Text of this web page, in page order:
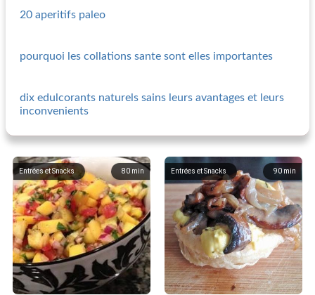
20 aperitifs paleo
pourquoi les collations sante sont elles importantes
dix edulcorants naturels sains leurs avantages et leurs
inconvenients
80 min
Entrées et Snacks 90 min
Entrées et Snacks